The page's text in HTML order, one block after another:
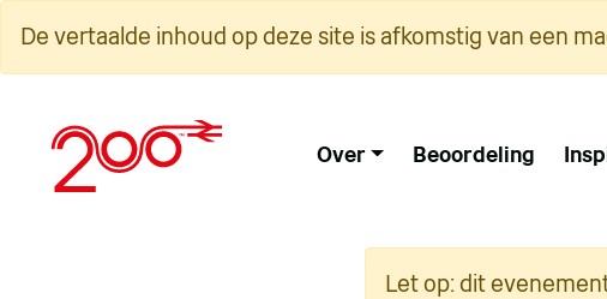
naar
inhoud
De vertaalde inhoud op deze site is afkomstig van een
Over Beoordeling
Let op: dit